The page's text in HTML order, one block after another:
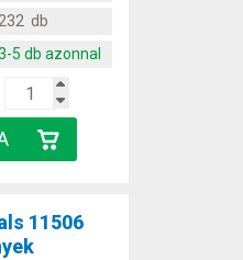
db
5 db azonnal
11506